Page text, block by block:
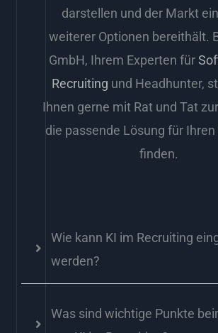
darstellen und der Markt
weiterer Optionen bereithält.
GmbH, Ihrem Experten für
Recruiting und Headhunter,
Ihnen gerne mit Rat und Tat
die passende Lösung für Ihren
finden.
Wie kann KI im Recruiting
werden?
Was sind wichtige Punkte